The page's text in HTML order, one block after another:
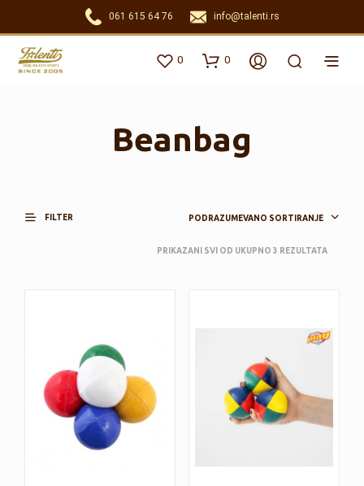
061 615 64 76 info@talenti.rs
0 0
Beanbag
FILTER PODRAZUMEVANO SORTIRANJE
PRIKAZANI SVI OD UKUPNO 3 REZULTATA